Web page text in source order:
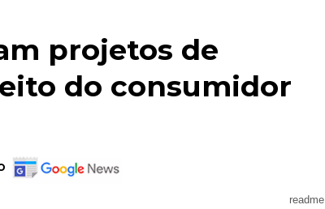
projetos de
do consumidor
readme